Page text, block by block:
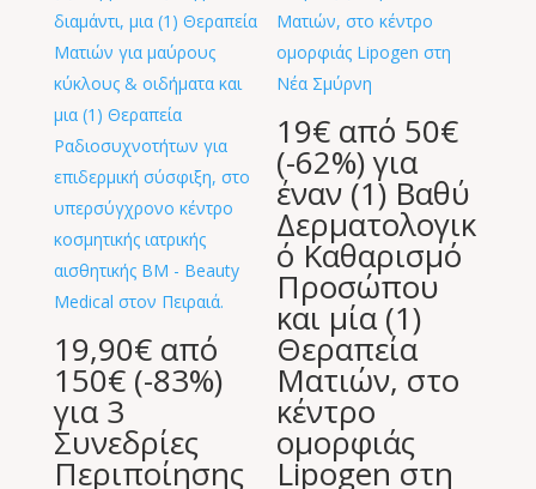
19,90€ από
150€ (-83%)
για 3
Συνεδρίες
Περιποίησης
19€ από 50€
(-62%) για
έναν (1) Βαθύ
Δερματολογικ
ό Καθαρισμό
Προσώπου
και μία (1)
Θεραπεία
Ματιών, στο
κέντρο
ομορφιάς
Lipogen στη